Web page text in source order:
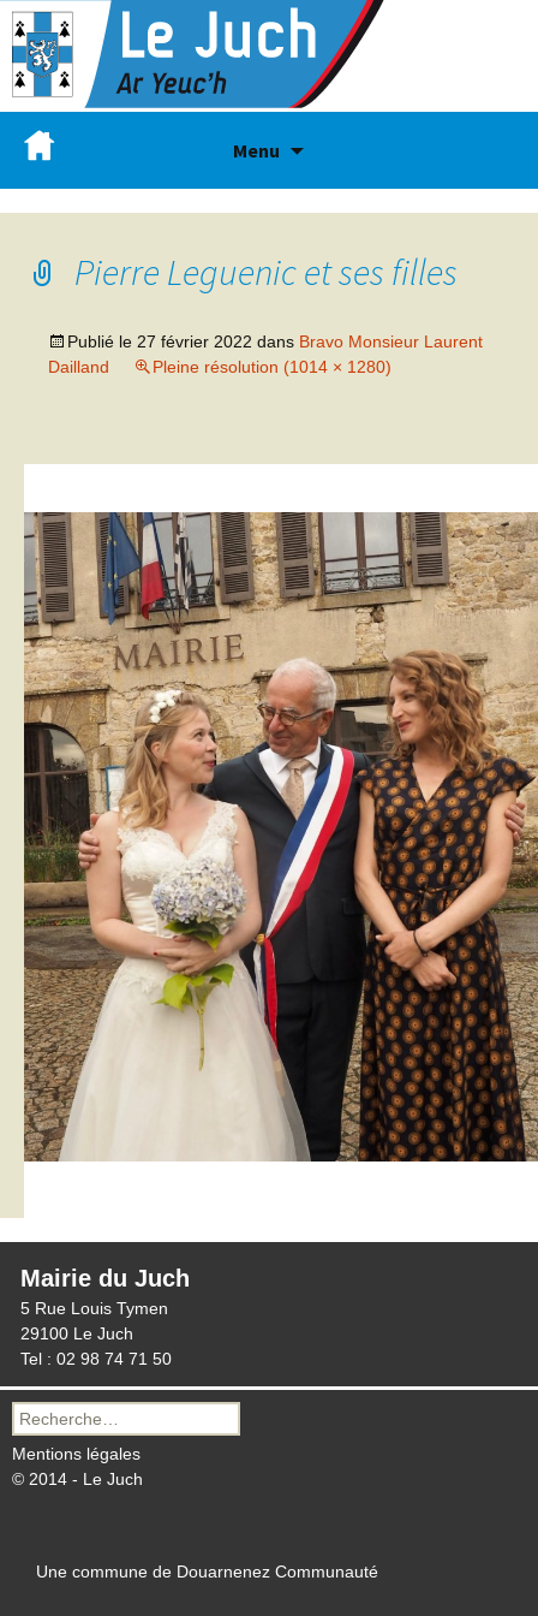
Menu
Pierre Leguenic et ses filles
Publié le 27 février 2022 dans Bravo Monsieur Laurent
Dailland
Pleine résolution (1014 × 1280)
Mairie du Juch
5 Rue Louis Tymen
29100 Le Juch
Tel : 02 98 74 71 50
Recherche
pour :
Mentions légales
© 2014 - Le Juch
Une commune de Douarnenez Communauté